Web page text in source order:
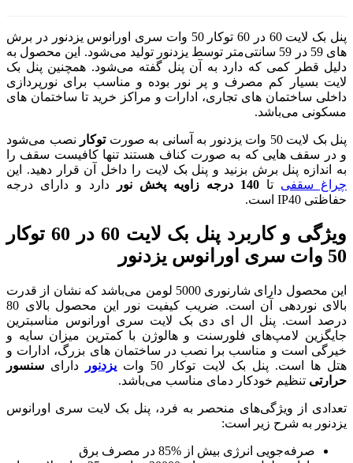
پنل بک لایت 60 در 60 توکار 50 وات سری اورانوس یزدنور در برش
توسط یزدنور تولید می‌شود. این محصول به
پنل گفته می‌شود. همچنین پنل بک
بوده و مناسب برای نورپردازی
و مراکز خرید تا ساختمان های
توکارنصب می‌شود
کناف هستند تنها کافیست سقف را
بک لایت را داخل آن قرار دهید. این
دارد و دارای درجه
ویژگی و کاربرد پنل بک لایت 60 در 60 توکار
این محصول دارای شارنوری 5000 لومن می‌باشد که نشان از قدرت
بالای نوردهی آن است. ضریب کیفیت نور این محصول بالای 80
لایت سری اورانوس مناسبترین
و هالوژن با کمترین میزان سایه و
در ساختمان های بزرگ، ادارات و
50 وات
یزدنوردارایسنسور
مناسب می‌باشد.
به فرد، پنل بک لایت سری اورانوس
برق